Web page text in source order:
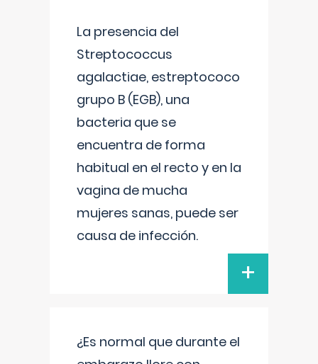
La presencia del
Streptococcus
agalactiae, estreptococo
grupo B (EGB), una
bacteria que se
encuentra de forma
habitual en el recto y en la
vagina de mucha
mujeres sanas, puede ser
causa de infección.
+
¿Es normal que durante el